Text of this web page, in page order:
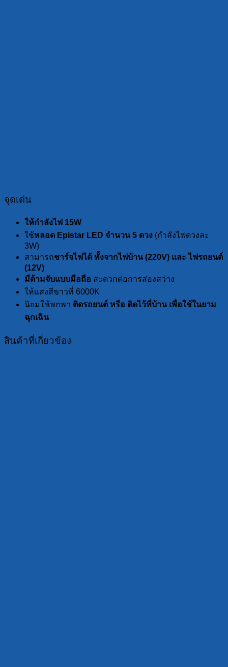
จุดเด่น
ให้กำลังไฟ 15W
ใช้หลอด Epistar LED จำนวน 5 ดวง (กำลังไฟดวงละ
3W)
สามารถชาร์จไฟได้ ทั้งจากไฟบ้าน (220V) และ ไฟรถยนต์
(12V)
มีด้ามจับแบบมือถือ สะดวกต่อการส่องสว่าง
ให้แสงสีขาวที่ 6000K
นิยมใช้พกพา ติดรถยนต์ หรือ ติดไว้ที่บ้าน เพื่อใช้ในยาม
ฉุกเฉิน
สินค้าที่เกี่ยวข้อง